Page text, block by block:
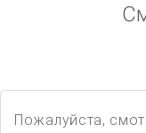
Пожалуйста,